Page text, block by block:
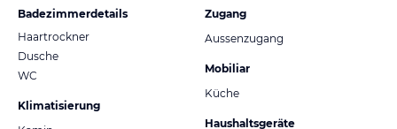
Badezimmerdetails
Haartrockner
Dusche
WC
Klimatisierung
Zugang
Aussenzugang
Mobiliar
Küche
Haushaltsgeräte